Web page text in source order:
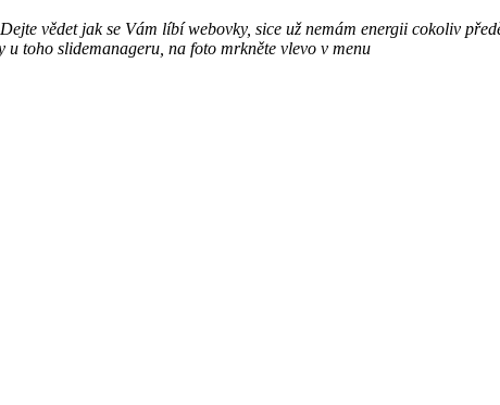
vědet jak se Vám líbí webovky, sice už nemám energii cokoliv
u toho slidemanageru, na foto mrkněte vlevo v menu